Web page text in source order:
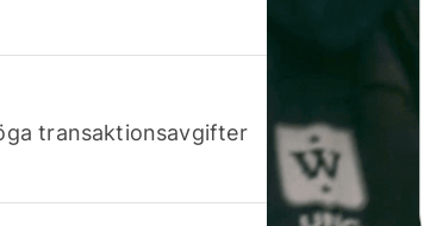
transaktionsavgifter